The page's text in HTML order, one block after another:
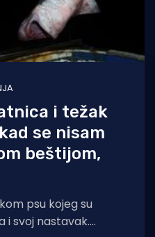
i težak
se nisam
beštijom,
psu kojeg su
i svoj nastavak.